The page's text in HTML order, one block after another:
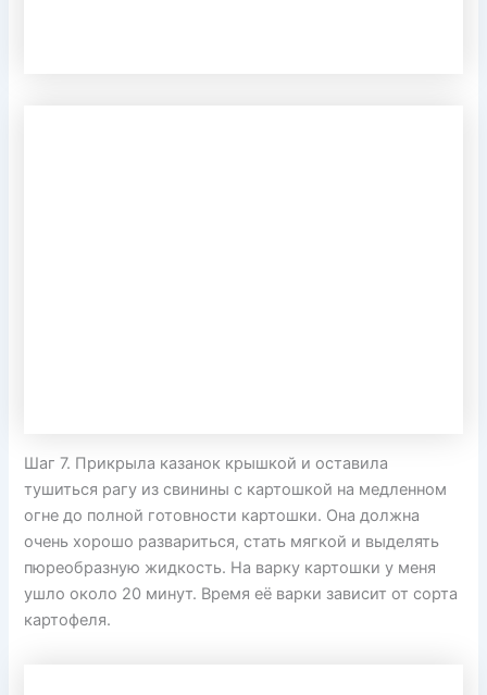
Шаг 7. Прикрыла казанок крышкой и оставила
тушиться рагу из свинины с картошкой на медленном
огне до полной готовности картошки. Она должна
очень хорошо развариться, стать мягкой и выделять
пюреобразную жидкость. На варку картошки у меня
ушло около 20 минут. Время её варки зависит от сорта
картофеля.